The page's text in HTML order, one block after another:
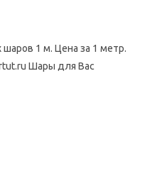
1 м. Цена за 1 метр.
Шары для Вас